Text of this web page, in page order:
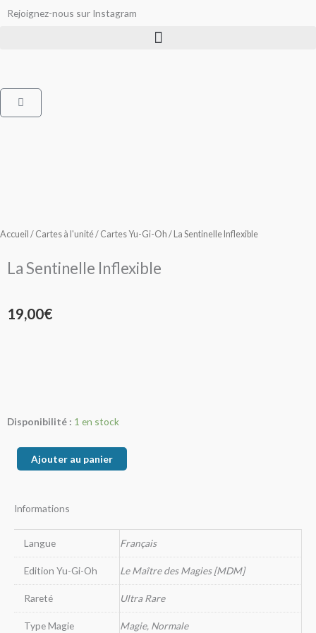
AllerRejoignez-nous sur Instagram
Panier
Accueil / Cartes à l'unité/ Cartes Yu-Gi-Oh / La Sentinelle Inflexible
La Sentinelle Inflexible
19,00€
Disponibilité : 1 en stock
quantité
Sentinelle
Ajouter au panier
Informations
Langue Français
Edition Yu-Gi-Oh Le Maître des Magies [MDM]
Rareté Ultra Rare
Type Magie Magie, Normale